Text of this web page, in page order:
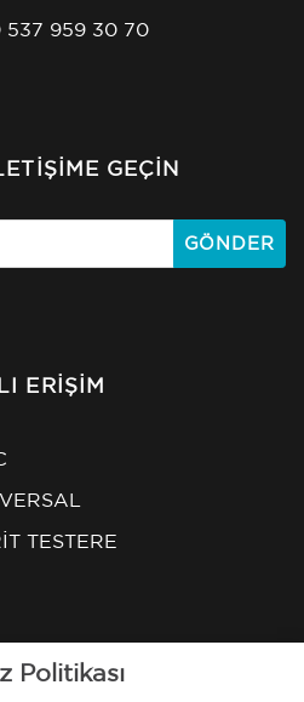
537 959 30 70
GEÇIN
GÖNDER
ERIŞIM
TESTERE
Politikası